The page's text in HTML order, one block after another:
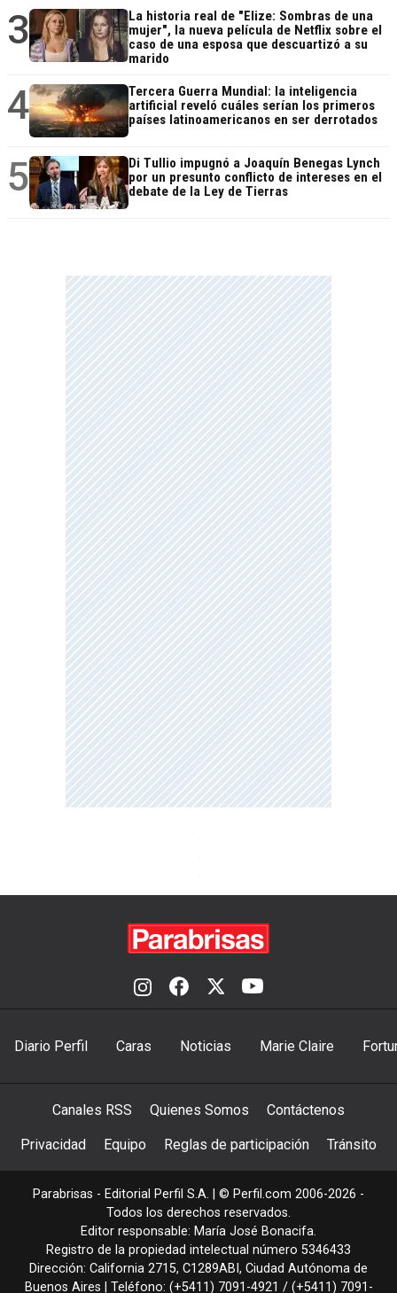
3
La historia real de "Elize: Sombras de una
mujer", la nueva película de Netflix sobre el
caso de una esposa que descuartizó a su
marido
4
Tercera Guerra Mundial: la inteligencia
artificial reveló cuáles serían los primeros
países latinoamericanos en ser derrotados
5
Di Tullio impugnó a Joaquín Benegas Lynch
por un presunto conflicto de intereses en el
debate de la Ley de Tierras
Diario Perfil Caras Noticias Marie Claire
Canales RSS Quienes Somos Contáctenos
Privacidad Equipo Reglas de participación Tránsito
Parabrisas - Editorial Perfil S.A. | © Perfil.com 2006-2026 -
Todos los derechos reservados.
Editor responsable: María José Bonacifa.
Registro de la propiedad intelectual número 5346433
Dirección: California 2715, C1289ABI , Ciudad Autónoma de
Buenos Aires | Teléfono: (+5411) 7091-4921 / (+5411) 7091-